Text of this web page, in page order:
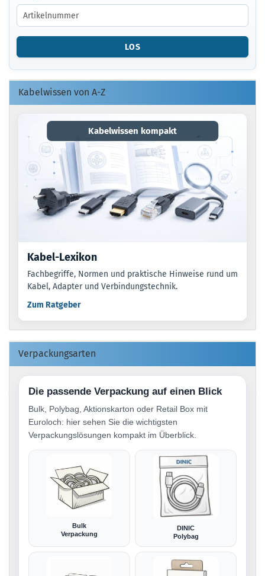
GEBEN
SIE
DIE
ARTIKELNUMMER
EAN
EIN.
LOS
Kabelwissen von A-Z
Kabelwissen kompakt
Kabel-Lexikon
Fachbegriffe, Normen und praktische Hinweise rund um
Kabel, Adapter und Verbindungstechnik.
Zum Ratgeber
Verpackungsarten
Die passende Verpackung auf einen Blick
Bulk, Polybag, Aktionskarton oder Retail Box mit
Euroloch: hier sehen Sie die wichtigsten
Verpackungslösungen kompakt im Überblick.
Bulk
Verpackung
DINIC
Polybag